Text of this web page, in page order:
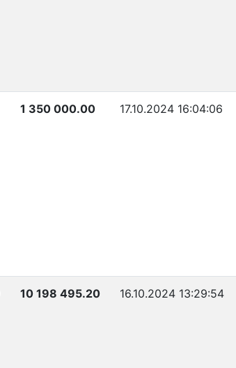
1 350 000.00 17.10.2024 16:04:06
10 198 495.20 16.10.2024 13:29:54